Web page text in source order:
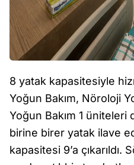
8 yatak kapasitesiyle
Yoğun Bakım, Nöroloji
Yoğun Bakım 1
birine birer yatak ilave
kapasitesi 9’a çıkarıldı.